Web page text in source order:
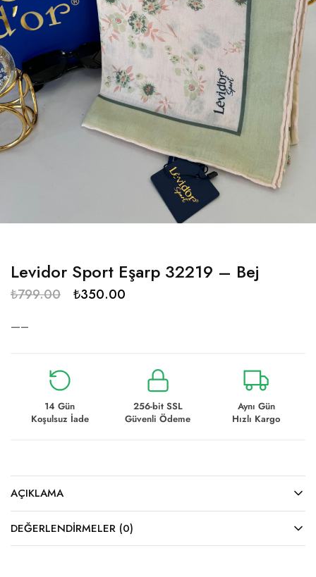
Levidor Sport Eşarp 32219 – Bej
₺799.00 ₺350.00
—–
14 Gün
Koşulsuz İade
256-bit SSL
Güvenli Ödeme
Aynı Gün
Hızlı Kargo
AÇIKLAMA
DEĞERLENDIRMELER (0)